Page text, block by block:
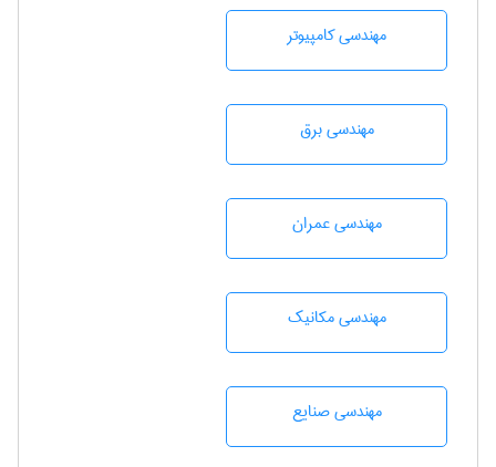
مهندسی كامپيوتر
مهندسی برق
مهندسی عمران
مهندسی مکانیک
مهندسی صنايع